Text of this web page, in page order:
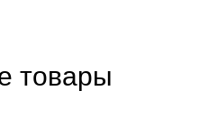
товары